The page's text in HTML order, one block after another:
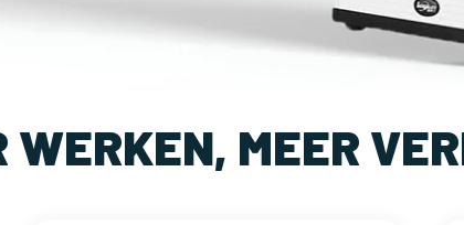
WERKEN, MEER